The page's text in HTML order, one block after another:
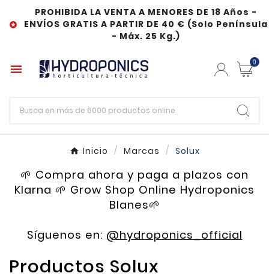

PROHIBIDA LA VENTA A MENORES DE 18 Años -
ENVÍOS GRATIS A PARTIR DE 40 € (Solo Península
- Máx. 25 Kg.)
 0
Inicio Marcas Solux
🌱 Compra ahora y paga a plazos con
Klarna 🌱 Grow Shop Online Hydroponics
Blanes🌱
Síguenos en: @hydroponics_official
Productos Solux